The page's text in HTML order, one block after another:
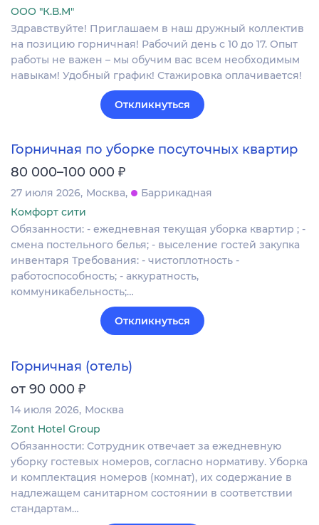
ООО "К.В.М"
Здравствуйте! Приглашаем в наш дружный коллектив
на позицию горничная! Рабочий день с 10 до 17. Опыт
работы не важен – мы обучим вас всем необходимым
навыкам! Удобный график! Стажировка оплачивается!
Откликнуться
Горничная по уборке посуточных квартир
80 000–100 000 ₽
27 июля 2026 Москва
Баррикадная
Комфорт сити
Обязанности: - ежедневная текущая уборка квартир ; -
смена постельного белья; - выселение гостей закупка
инвентаря Требования: - чистоплотность -
работоспособность; - аккуратность,
коммуникабельность;…
Откликнуться
Горничная (отель)
от 90 000 ₽
14 июля 2026 Москва
Zont Hotel Group
Обязанности: Сотрудник отвечает за ежедневную
уборку гостевых номеров, согласно нормативу. Уборка
и комплектация номеров (комнат), их содержание в
надлежащем санитарном состоянии в соответствии
стандартам…